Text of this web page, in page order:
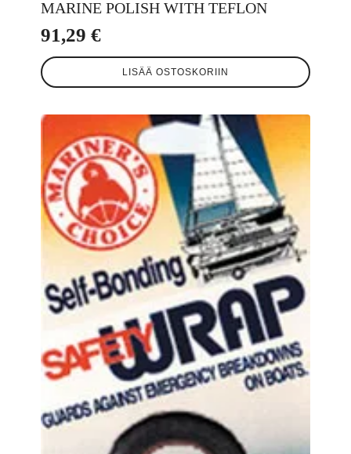
MARINE POLISH WITH TEFLON
91,29 €
LISÄÄ OSTOSKORIIN